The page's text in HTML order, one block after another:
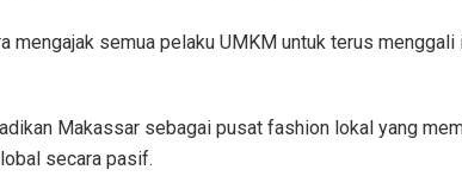
mengajak semua pelaku UMKM untuk terus
Makassar sebagai pusat fashion lokal yang
secara pasif.